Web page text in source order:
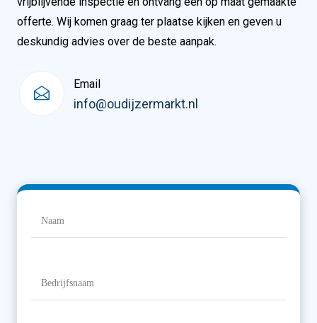
offerte. Wij komen graag ter plaatse kijken en geven u
deskundig advies over de beste aanpak.
Email
info@oudijzermarkt.nl